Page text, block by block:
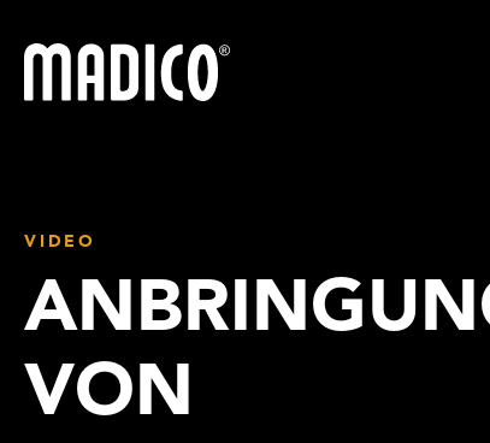
Madico
VIDEO
VON